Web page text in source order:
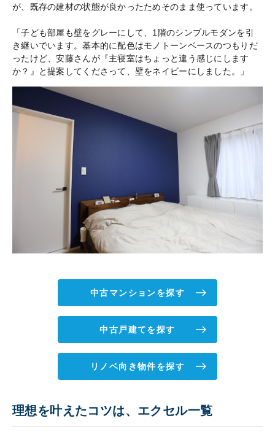
が、既存の建材の状態が良かったためそのまま使っています。
「子ども部屋も壁をグレーにして、1階のシンプルモダンを引
き継いでいます。基本的に配色はモノトーンベースのつもりだ
ったけど、安藤さんが『主寝室はちょっと違う感じにします
か？』と提案してくださって、壁をネイビーにしました。」
中古マンションを探す
中古戸建てを探す
リノベ向き物件を探す
理想を叶えたコツは、エクセル一覧